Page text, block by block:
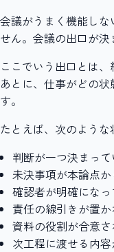
会議がうまく機能し
せん。会議の出口が決
ここでいう出口とは
あとに、仕事がどの
す。
たとえば、次のような
判断が一つ決まって
未決事項が本論点
確認者が明確になっ
責任の線引きが置か
資料の役割が合意さ
次工程に渡せる内